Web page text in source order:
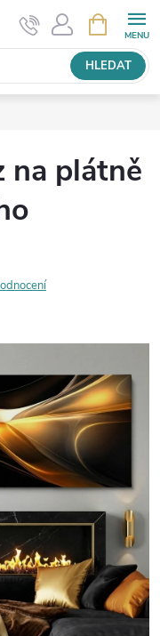
HLEDAT
NÁKUPNÍ
KOŠÍK
na plátně